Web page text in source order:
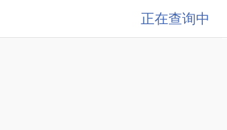
正在查询中